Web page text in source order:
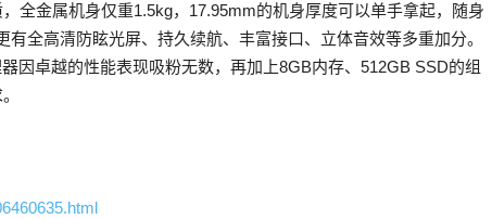
全金属机身仅重1.5kg，17.95mm的机身厚度可以单手拿起，随身
全高清防眩光屏、持久续航、丰富接口、立体音效等多重加分。
因卓越的性能表现吸粉无数，再加上8GB内存、512GB SSD的组